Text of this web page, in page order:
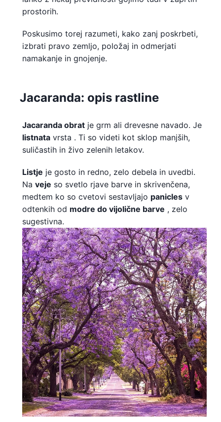
prostorih.
Poskusimo torej razumeti, kako zanj poskrbeti,
izbrati pravo zemljo, položaj in odmerjati
namakanje in gnojenje.
Jacaranda: opis rastline
Jacaranda obrat je grm ali drevesne navado. Je
listnata vrsta . Ti so videti kot sklop manjših,
suličastih in živo zelenih letakov.
Listje je gosto in redno, zelo debela in uvedbi.
Na veje so svetlo rjave barve in skrivenčena,
medtem ko so cvetovi sestavljajo panicles v
odtenkih od modre do vijolične barve , zelo
sugestivna.